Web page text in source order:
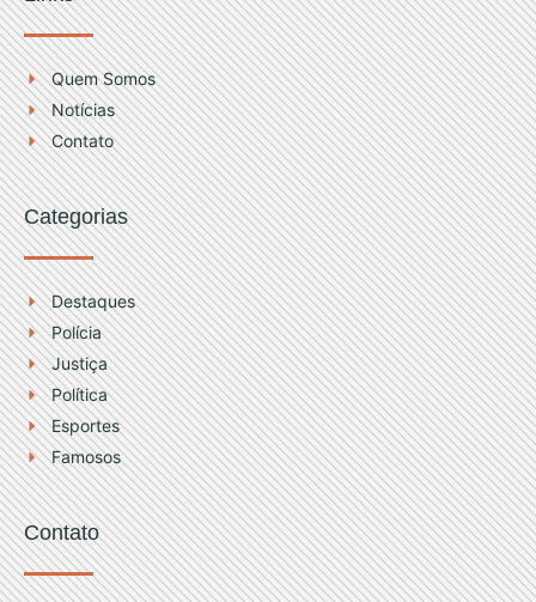
a
g
r
a
m
u
b
e
Quem Somos
Notícias
Contato
Categorias
Destaques
Polícia
Justiça
Política
Esportes
Famosos
Contato